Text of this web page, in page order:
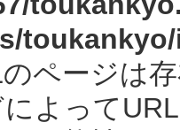
ページは
よって